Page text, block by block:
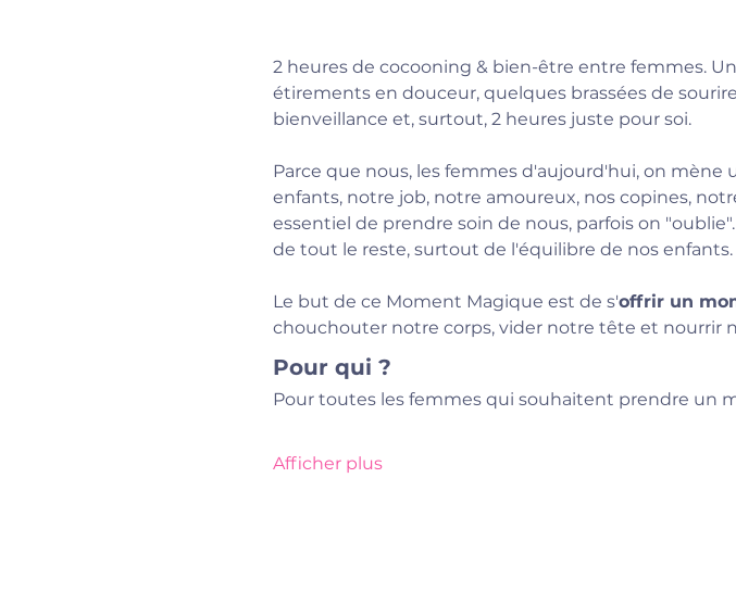
2 heures de cocooning & bien-être entre femmes.
étirements en douceur, quelques brassées de
bienveillance et, surtout, 2 heures juste pour soi.
Parce que nous, les femmes d'aujourd'hui, on
enfants, notre job, notre amoureux, nos copines,
essentiel de prendre soin de nous, parfois on
de tout le reste, surtout de l'équilibre de nos enfants.
Le but de ce Moment Magique est de s'offrir un
chouchouter notre corps, vider notre tête et nourrir
Pour qui ?
Pour toutes les femmes qui souhaitent prendre un
Afficher plus